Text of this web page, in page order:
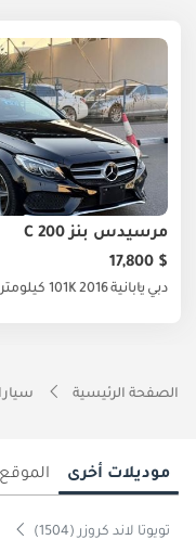
مرسيدس بنز C 200
$ 17,800
دبي يابانية2016101K كيلومتر
الصفحة الرئيسية
موديلات أخرى الموقع
تويوتا لاند كروزر (1504)